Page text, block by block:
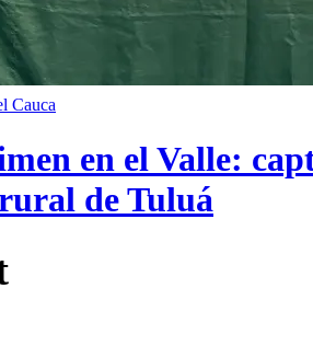
Cauca
en el Valle:
de Tuluá